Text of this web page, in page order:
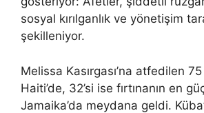
sosyal kırılganlık ve yönetişim
şekilleniyor.
Melissa Kasırgası’na atfedilen
Haiti’de, 32’si ise fırtınanın en
Jamaika’da meydana geldi.